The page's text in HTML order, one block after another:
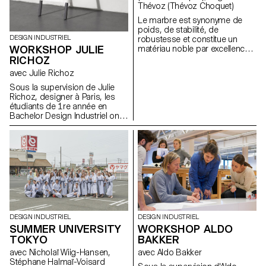
DESIGN INDUSTRIEL
WORKSHOP JULIE
RICHOZ
avec Julie Richoz
Sous la supervision de Julie
Richoz, designer à Paris, les
étudiants de 1re année en
Bachelor Design Industriel ont
eu à dessiner des echelles,
dans le cadre d'une semaine
d'atelier.
Thévoz (Thévoz Choquet)
Le marbre est synonyme de
poids, de stabilité, de
robustesse et constitue un
matériau noble par excellence.
respectant les qualités innées
et les limites de cette
substance? C'est ces
questions que les étudiants en
Bachelor Design industriel de
l'ECAL ont abordé lors d’un
workshop dirigé par les
designers suisses Joséphine
Choquet et Virgile Thévoz. Cette
collection a été développée
conjointement par Bloc studios
et l'ECAL au cours des
dernières années. Elle
comprend une sélection
d’objets axés sur l’équilibre
DESIGN INDUSTRIEL
SUMMER UNIVERSITY
TOKYO
avec Nicholaï Wiig-Hansen,
Stéphane Halmaï-Voisard
DESIGN INDUSTRIEL
WORKSHOP ALDO
BAKKER
avec Aldo Bakker